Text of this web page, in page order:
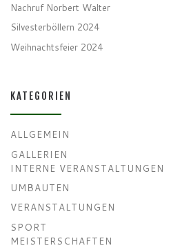
Nachruf Norbert Walter
Silvesterböllern 2024
Weihnachtsfeier 2024
KATEGORIEN
ALLGEMEIN
GALLERIEN
INTERNE VERANSTALTUNGEN
UMBAUTEN
VERANSTALTUNGEN
SPORT
MEISTERSCHAFTEN